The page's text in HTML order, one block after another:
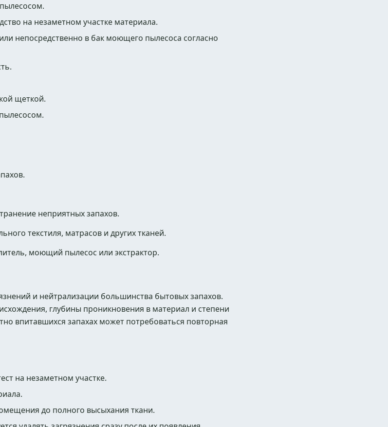
на незаметном участке материала.
непосредственно в бак моющего пылесоса согласно
щеткой.
неприятных запахов.
текстиля, матрасов и других тканей.
моющий пылесос или экстрактор.
и нейтрализации большинства бытовых запахов.
глубины проникновения в материал и степени
впитавшихся запахах может потребоваться повторная
на незаметном участке.
до полного высыхания ткани.